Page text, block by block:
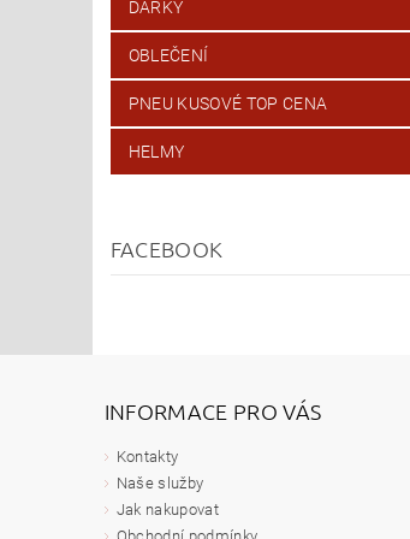
DÁRKY
OBLEČENÍ
PNEU KUSOVÉ TOP CENA
HELMY
FACEBOOK
INFORMACE PRO VÁS
Kontakty
Naše služby
Jak nakupovat